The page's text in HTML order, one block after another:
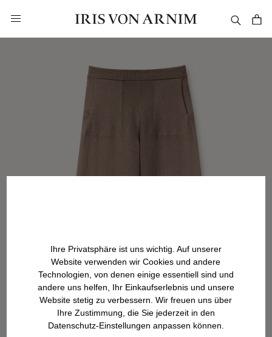
Ihre Privatsphäre ist uns wichtig. Auf unserer
Website verwenden wir Cookies und andere
Technologien, von denen einige essentiell sind und
andere uns helfen, Ihr Einkaufserlebnis und unsere
Website stetig zu verbessern. Wir freuen uns über
Ihre Zustimmung, die Sie jederzeit in den
Datenschutz-Einstellungen anpassen können.